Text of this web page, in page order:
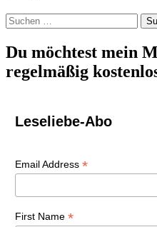
Suchen
nach:
Du möchtest mein
regelmäßig
Leseliebe-Abo
Email Address *
First Name *